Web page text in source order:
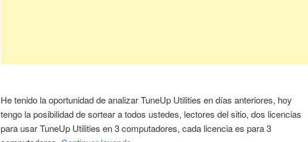
He tenido la oportunidad de analizar TuneUp Utilities en días anteriores, hoy
tengo la posibilidad de sortear a todos ustedes, lectores del sitio, dos licencias
para usar TuneUp Utilities en 3 computadores, cada licencia es para 3